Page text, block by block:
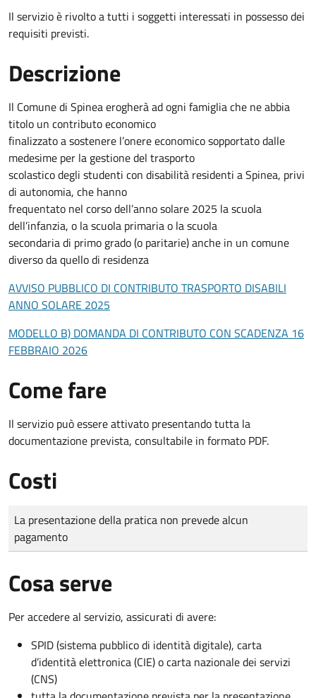
Il servizio è rivolto a tutti i soggetti interessati in possesso dei
requisiti previsti.
Descrizione
Il Comune di Spinea erogherà ad ogni famiglia che ne abbia
titolo un contributo economico
finalizzato a sostenere l’onere economico sopportato dalle
medesime per la gestione del trasporto
scolastico degli studenti con disabilità residenti a Spinea, privi
di autonomia, che hanno
frequentato nel corso dell’anno solare 2025 la scuola
dell’infanzia, o la scuola primaria o la scuola
secondaria di primo grado (o paritarie) anche in un comune
diverso da quello di residenza
AVVISO PUBBLICO DI CONTRIBUTO TRASPORTO DISABILI
ANNO SOLARE 2025
MODELLO B) DOMANDA DI CONTRIBUTO CON SCADENZA 16
FEBBRAIO 2026
Come fare
Il servizio può essere attivato presentando tutta la
documentazione prevista, consultabile in formato PDF.
Costi
Tipo di pagamento
Importo
La presentazione della pratica non prevede alcun
pagamento
Cosa serve
Per accedere al servizio, assicurati di avere:
SPID (sistema pubblico di identità digitale), carta
d’identità elettronica (CIE) o carta nazionale dei servizi
(CNS)